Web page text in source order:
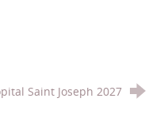
Saint Joseph 2027